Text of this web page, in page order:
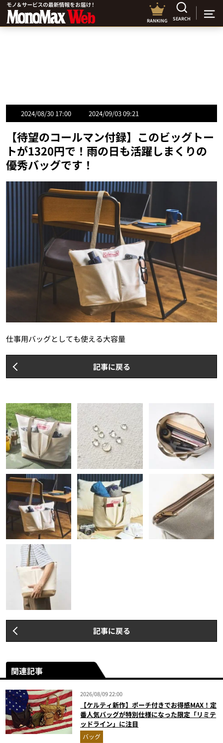
RANKING SEARCH
2024/08/30 17:00 2024/09/03 09:21
【待望のコールマン付録】このビッグトー
トが1320円で！雨の日も活躍しまくりの
優秀バッグです！
仕事用バッグとしても使える大容量
記事に戻る
記事に戻る
関連記事
2026/08/09 22:00
【ケルティ新作】ポーチ付きでお得感MAX！定
番人気バッグが特別仕様になった限定「リミテ
ッドライン」に注目
バッグ